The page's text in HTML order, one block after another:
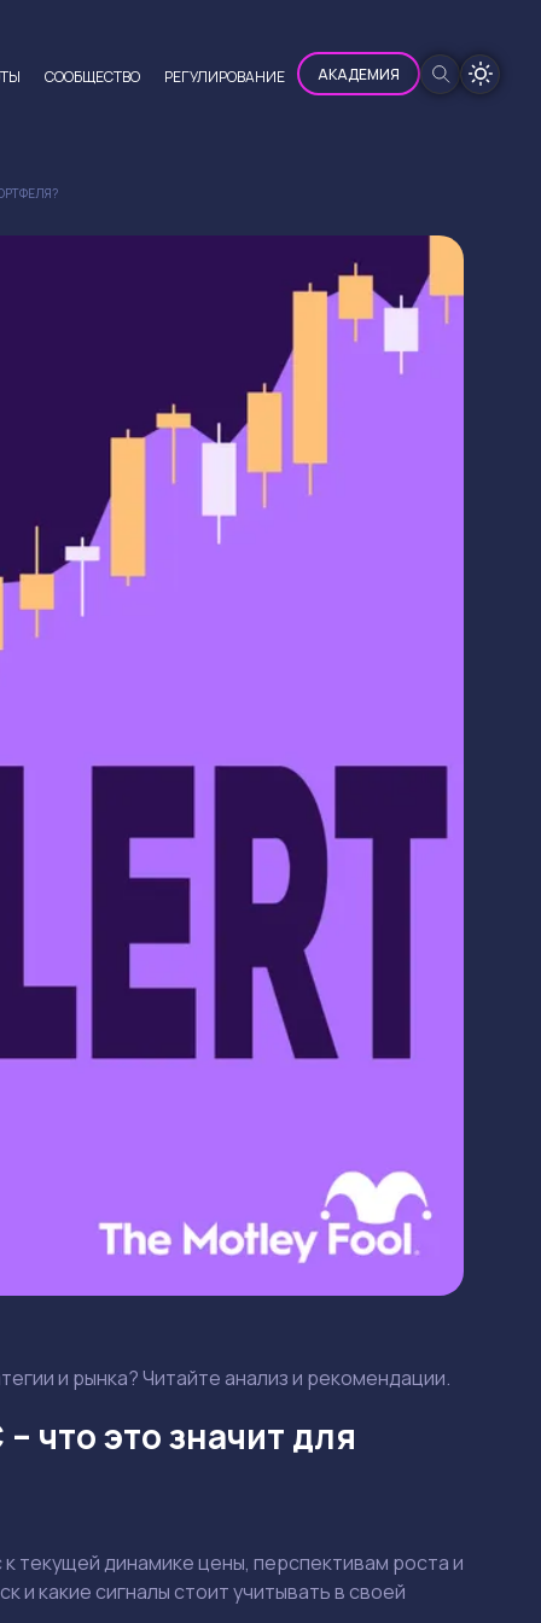
CООБЩЕСТВО РЕГУЛИРОВАНИЕ АКАДЕМИЯ
и рынка? Читайте анализ и рекомендации.
что это значит для
текущей динамике цены, перспективам роста и
и какие сигналы стоит учитывать в своей